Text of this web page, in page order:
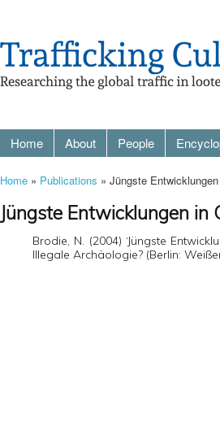
Home About People
Home » Publications » Jüngste
Jüngste Entwicklungen in
Brodie, N. (2004) ‘Jüngste
Illegale Archäologie? (Berlin: